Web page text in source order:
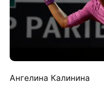
Ангелина Калинина